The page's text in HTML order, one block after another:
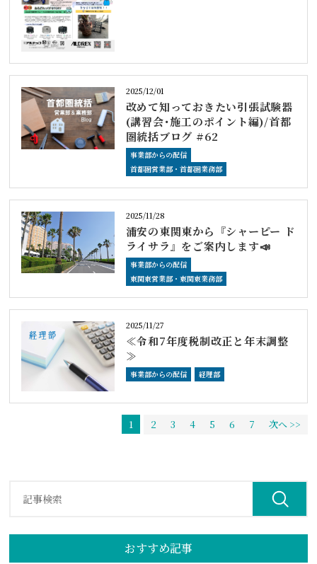
2025/12/01
改めて知っておきたい引張試験器
(講習会･施工のポイント編)/首都
圏統括ブログ #62
事業部からの配信
首都圏営業部・首都圏業務部
2025/11/28
浦安の東関東から『シャーピー ド
ライサラ』をご案内します📣
事業部からの配信
東関東営業部・東関東業務部
2025/11/27
≪令和7年度税制改正と年末調整
≫
事業部からの配信 経理部
1 2 3 4 5 6 7 次へ >>
おすすめ記事